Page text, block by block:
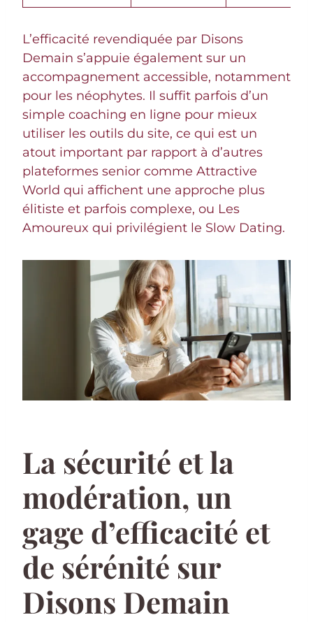
L’efficacité revendiquée par Disons
Demain s’appuie également sur un
accompagnement accessible, notamment
pour les néophytes. Il suffit parfois d’un
simple coaching en ligne pour mieux
utiliser les outils du site, ce qui est un
atout important par rapport à d’autres
plateformes senior comme Attractive
World qui affichent une approche plus
élitiste et parfois complexe, ou Les
Amoureux qui privilégient le Slow Dating.
La sécurité et la
modération, un
gage d’efficacité et
de sérénité sur
Disons Demain